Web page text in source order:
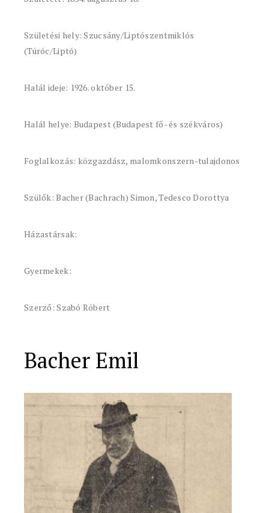
Születési hely: Szucsány/Liptószentmiklós
(Túróc/Liptó)
Halál ideje: 1926. október 15.
Halál helye: Budapest (Budapest fő- és székváros)
Foglalkozás: közgazdász, malomkonszern-tulajdonos
Szülők: Bacher (Bachrach) Simon, Tedesco Dorottya
Házastársak:
Gyermekek:
Szerző: Szabó Róbert
Bacher Emil